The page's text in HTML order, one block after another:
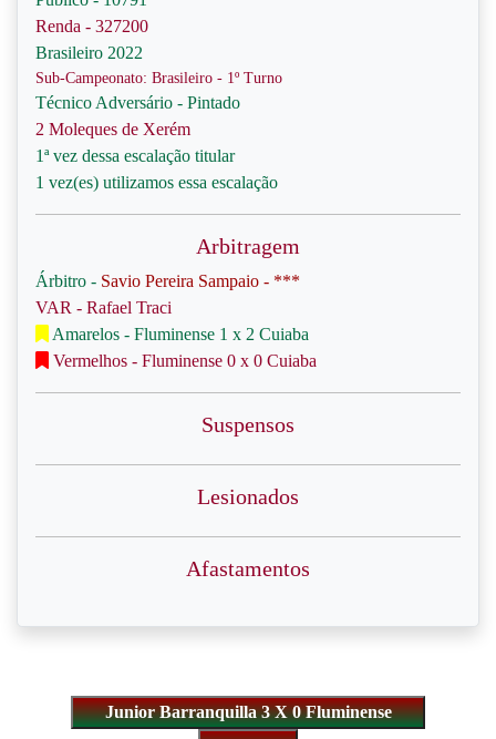
Renda - 327200
Brasileiro 2022
Sub-Campeonato: Brasileiro - 1º Turno
Técnico Adversário - Pintado
2 Moleques de Xerém
1ª vez dessa escalação titular
1 vez(es) utilizamos essa escalação
Arbitragem
Árbitro - Savio Pereira Sampaio - ***
VAR - Rafael Traci
Amarelos - Fluminense 1 x 2 Cuiaba
Vermelhos - Fluminense 0 x 0 Cuiaba
Suspensos
Lesionados
Afastamentos